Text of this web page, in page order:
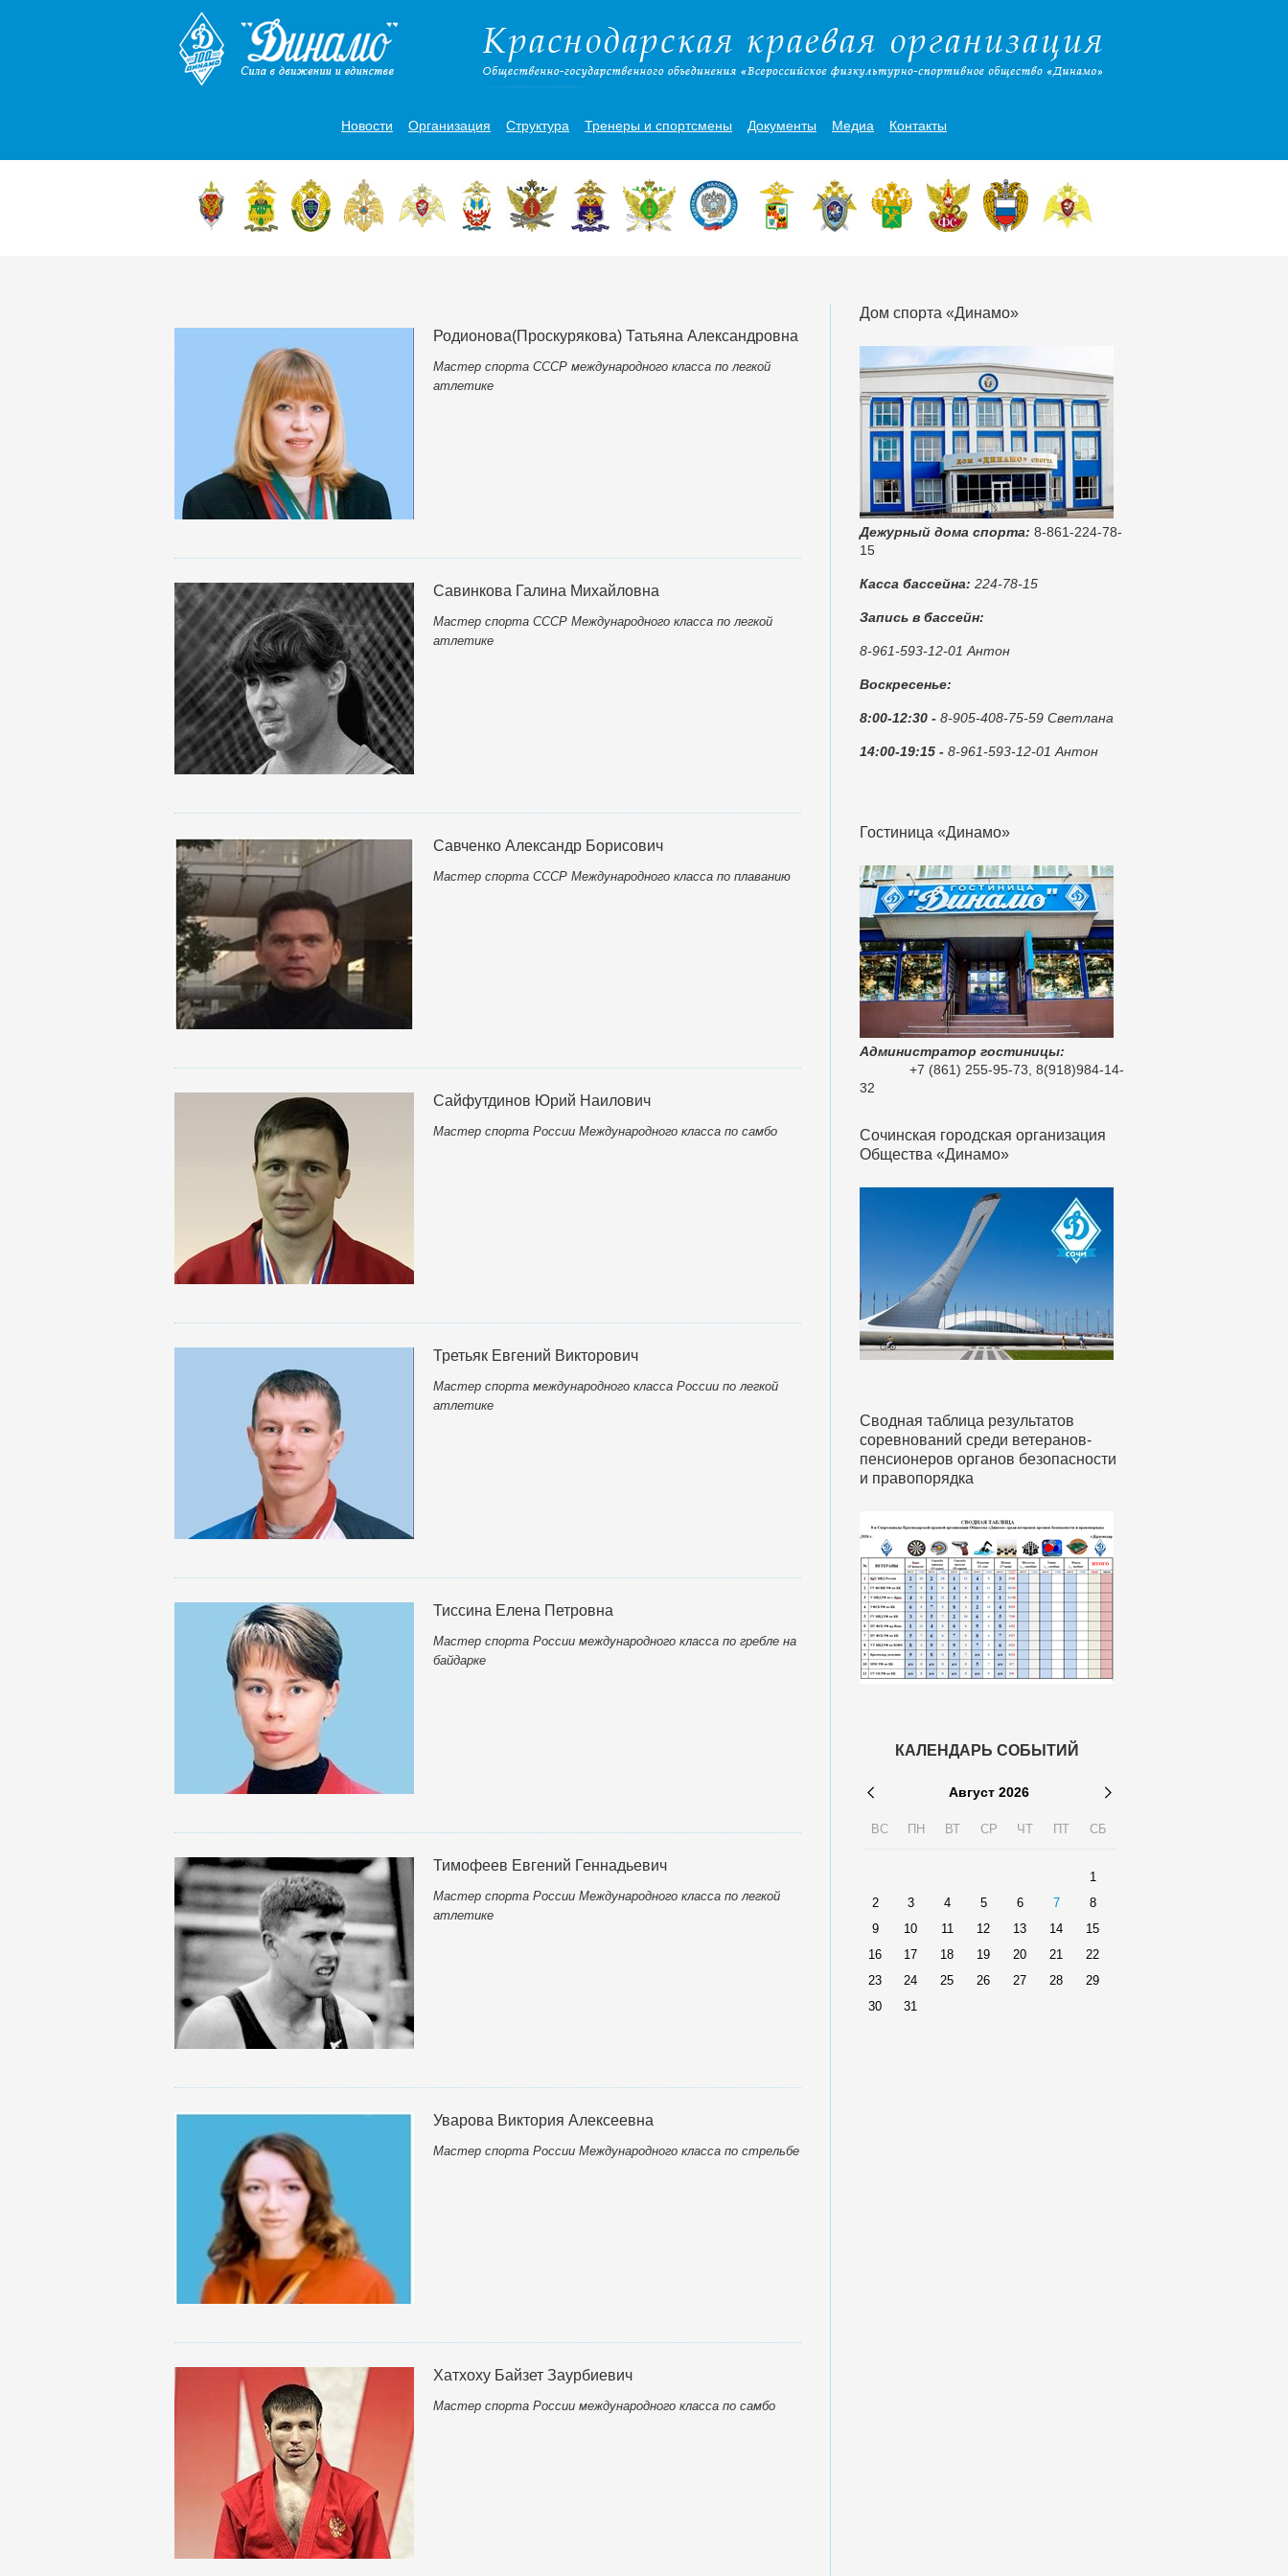
Новости Организация Структура Тренеры и спортсмены Документы Медиа Контакты
Родионова(Проскурякова) Татьяна Александровна
Мастер спорта СССР международного класса по легкой
атлетике
Савинкова Галина Михайловна
Мастер спорта СССР Международного класса по легкой
атлетике
Савченко Александр Борисович
Мастер спорта СССР Международного класса по плаванию
Сайфутдинов Юрий Наилович
Мастер спорта России Международного класса по самбо
Третьяк Евгений Викторович
Мастер спорта международного класса России по легкой
атлетике
Тиссина Елена Петровна
Мастер спорта России международного класса по гребле на
байдарке
Тимофеев Евгений Геннадьевич
Мастер спорта России Международного класса по легкой
атлетике
Уварова Виктория Алексеевна
Мастер спорта России Международного класса по стрельбе
Хатхоху Байзет Заурбиевич
Мастер спорта России международного класса по самбо
Дом спорта «Динамо»
Дежурный дома спорта: 8-861-224-78-
15
Касса бассейна: 224-78-15
Запись в бассейн:
8-961-593-12-01 Антон
Воскресенье:
8:00-12:30 - 8-905-408-75-59 Светлана
14:00-19:15 - 8-961-593-12-01 Антон
Гостиница «Динамо»
Администратор гостиницы:
+7 (861) 255-95-73, 8(918)984-14-
32
Сочинская городская организация
Общества «Динамо»
Сводная таблица результатов
соревнований среди ветеранов-
пенсионеров органов безопасности
и правопорядка
КАЛЕНДАРЬ СОБЫТИЙ
Август 2026
ВС ПН ВТ СР ЧТ СБ
1
2
3 4 5 6 7
8
9
10 11 12 13 14
15
16
17 18 19 20 21
22
23
24 25 26 27 28
29
30
31